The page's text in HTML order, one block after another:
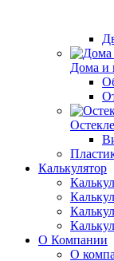
Дома и
Калькулятор
О Компании
О